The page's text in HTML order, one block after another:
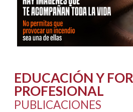
EDUCACIÓN Y
PROFESIONAL
PUBLICACIONES